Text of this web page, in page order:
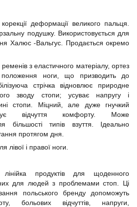
деформації великого пальця.
подушку. Використовується для
Халюс -Вальгус. Продається окремо
з еластичного матеріалу, ортез
положення ноги, що призводить до
стрічка відновлює природне
зводу стопи; усуває напругу і
стопи. Міцний, але дуже гнучкий
відчуття комфорту. Може
більшості типів взуття. Ідеально
протягом дня.
лівої і правої ноги.
продуктів для щоденного
для людей з проблемами стоп. Ці
польського бренду допоможуть
больових відчуттів, напруги,